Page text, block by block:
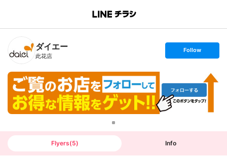
B
n
h
T
ダイエー
此花店
s
t
l
o
w
Follow
Flyers(5) Info